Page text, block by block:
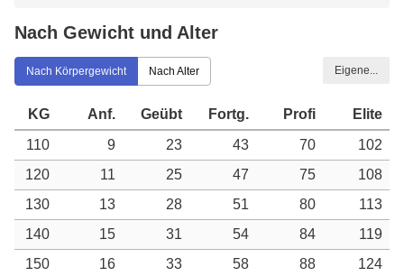
Nach Gewicht und Alter
Nach Körpergewicht Nach Alter Eigene...
KG Anf. Geübt Fortg. Profi
Elite
110
9 23 43 70
102
120
11 25 47 75
108
130
13 28 51 80
113
140
15 31 54 84
119
150
16 33 58 88
124